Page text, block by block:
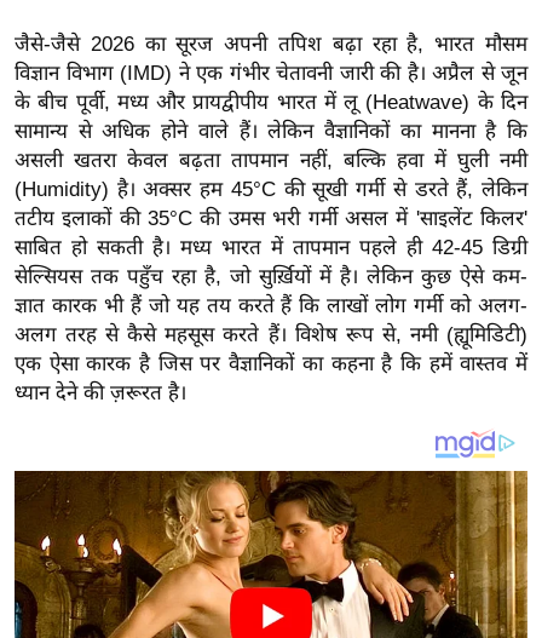
त
वि
शे
ष
ज्ञ
रा
य
ब
ज
ट
खे
ल
ट
P
L
2
जैसे-जैसे 2026 का सूरज अपनी तपिश बढ़ा रहा है, भारत मौसम
विज्ञान विभाग (IMD) ने एक गंभीर चेतावनी जारी की है। अप्रैल से जून
के बीच पूर्वी, मध्य और प्रायद्वीपीय भारत में लू (Heatwave) के दिन
सामान्य से अधिक होने वाले हैं। लेकिन वैज्ञानिकों का मानना है कि
असली खतरा केवल बढ़ता तापमान नहीं, बल्कि हवा में घुली नमी
(Humidity) है। अक्सर हम 45°C की सूखी गर्मी से डरते हैं, लेकिन
तटीय इलाकों की 35°C की उमस भरी गर्मी असल में 'साइलेंट किलर'
साबित हो सकती है। मध्य भारत में तापमान पहले ही 42-45 डिग्री
सेल्सियस तक पहुँच रहा है, जो सुर्ख़ियों में है। लेकिन कुछ ऐसे कम-
ज्ञात कारक भी हैं जो यह तय करते हैं कि लाखों लोग गर्मी को अलग-
अलग तरह से कैसे महसूस करते हैं। विशेष रूप से, नमी (ह्यूमिडिटी)
एक ऐसा कारक है जिस पर वैज्ञानिकों का कहना है कि हमें वास्तव में
ध्यान देने की ज़रूरत है।